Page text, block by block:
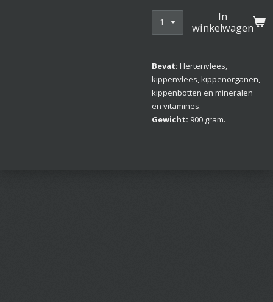
In
winkelwagen
Bevat: Hertenvlees,
kippenvlees, kippenorganen,
kippenbotten en mineralen
en vitamines.
Gewicht: 900 gram.